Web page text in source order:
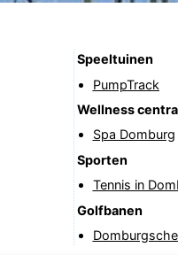
Speeltuinen
PumpTrack
Wellness centra
Spa Domburg
Sporten
Tennis in
Golfbanen